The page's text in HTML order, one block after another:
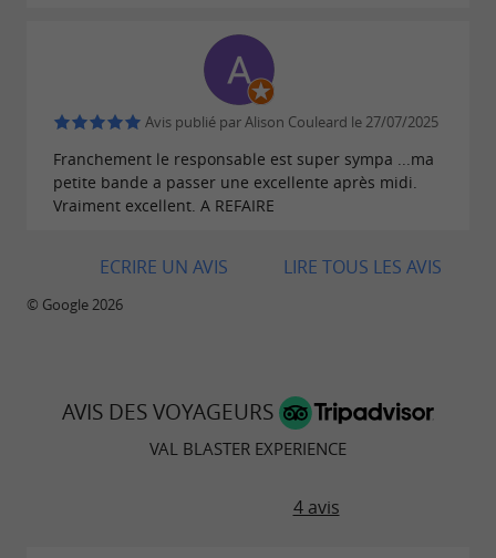
règles de sécurité sont respectées et que les
joueurs sont bien équipés, tout le monde peut
se faire plaisir au paintball. Mêlant sport,
stratégie et esprit d’équipe, cette activité peut
réellement convenir au plus grand nombre,
Val Blaster Experience, votre centre de
paintball à Saint-Antonin-Noble-Val, nous
expérience encore
et plus adaptée aux jeunes
! Vous ne serez pas
Avis publié par Alison Couleard le 27/07/2025
Franchement le responsable est super sympa ...ma
petite bande a passer une excellente après midi.
Vraiment excellent. A REFAIRE
LIRE TOUS LES AVIS
ECRIRE UN AVIS
© Google 2026
AVIS DES VOYAGEURS
VAL BLASTER EXPERIENCE
4 avis